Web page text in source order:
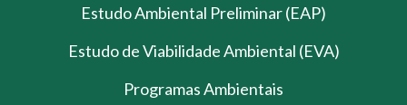
Estudo Ambiental Preliminar (EAP)
Estudo de Viabilidade Ambiental (EVA)
Programas Ambientais